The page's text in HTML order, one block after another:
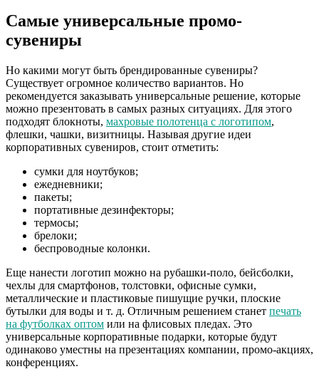
Самые универсальные промо-
сувениры
Но какими могут быть брендированные сувениры?
Существует огромное количество вариантов. Но
рекомендуется заказывать универсальные решение, которые
можно презентовать в самых разных ситуациях. Для этого
подходят блокноты, махровые полотенца с логотипом,
флешки, чашки, визитницы. Называя другие идеи
корпоративных сувениров, стоит отметить:
сумки для ноутбуков;
ежедневники;
пакеты;
портативные дезинфекторы;
термосы;
брелоки;
беспроводные колонки.
Еще нанести логотип можно на рубашки-поло, бейсболки,
чехлы для смартфонов, толстовки, офисные сумки,
металлические и пластиковые пишущие ручки, плоские
бутылки для воды и т. д. Отличным решением станет печать
на футболках оптом или на флисовых пледах. Это
универсальные корпоративные подарки, которые будут
одинаково уместны на презентациях компании, промо-акциях,
конференциях.